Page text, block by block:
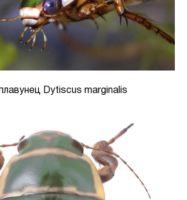
Dytiscus marginalis